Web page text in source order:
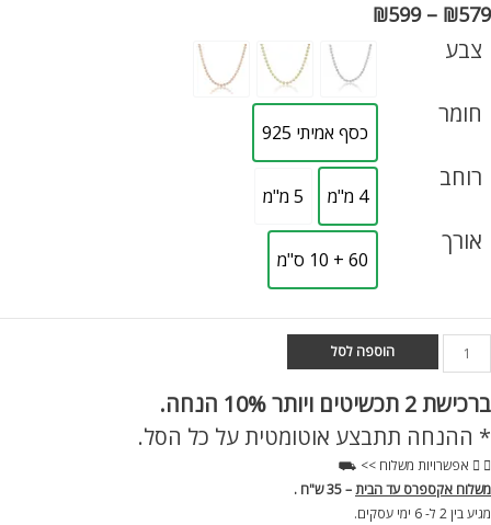
₪579
–
₪599
מחירים:
עד
צבע
חומר
כסף אמיתי 925
רוחב
4 מ"מ 5 מ"מ
אורך
60 + 10 ס"מ
כמות
של
שרשרת
כדורים
לגבר
כסף
925
הוספה לסל
ברכישת
* ההנחה תתבצע אוטומטית על כל הסל.
אפשרויות משלוח >> ⛟
משלוח אקספרס עד הבית– 35 ש"ח .
מגיע בין 2 ל- 6 ימי עסקים.